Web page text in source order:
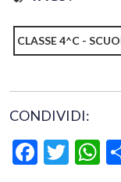
CLASSE 4^C -
CONDIVIDI: